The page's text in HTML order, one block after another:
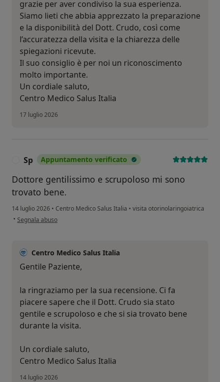
grazie per aver condiviso la sua esperienza.
Siamo lieti che abbia apprezzato la preparazione
e la disponibilità del Dott. Crudo, così come
l’accuratezza della visita e la chiarezza delle
spiegazioni ricevute.
Il suo consiglio è per noi un riconoscimento
molto importante.
Un cordiale saluto,
Centro Medico Salus Italia
17 luglio 2026
Sp Appuntamento verificato
Dottore gentilissimo e scrupoloso mi sono
trovato bene.
14 luglio 2026 • Centro Medico Salus Italia • visita otorinolaringoiatrica
• secondo l'opinione dell'utente Sp
Segnala abuso
Centro Medico Salus Italia
Gentile Paziente,
la ringraziamo per la sua recensione. Ci fa
piacere sapere che il Dott. Crudo sia stato
gentile e scrupoloso e che si sia trovato bene
durante la visita.
Un cordiale saluto,
Centro Medico Salus Italia
14 luglio 2026